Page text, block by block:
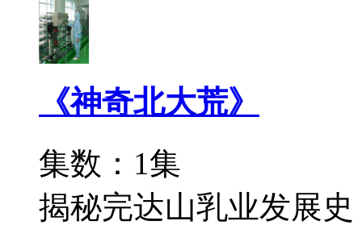
《神奇北大荒》
集数：1集
揭秘完达山乳业发展史